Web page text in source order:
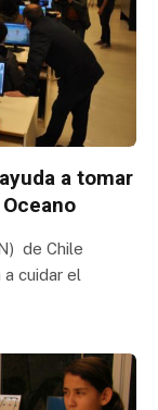
a tomar
de Chile
cuidar el